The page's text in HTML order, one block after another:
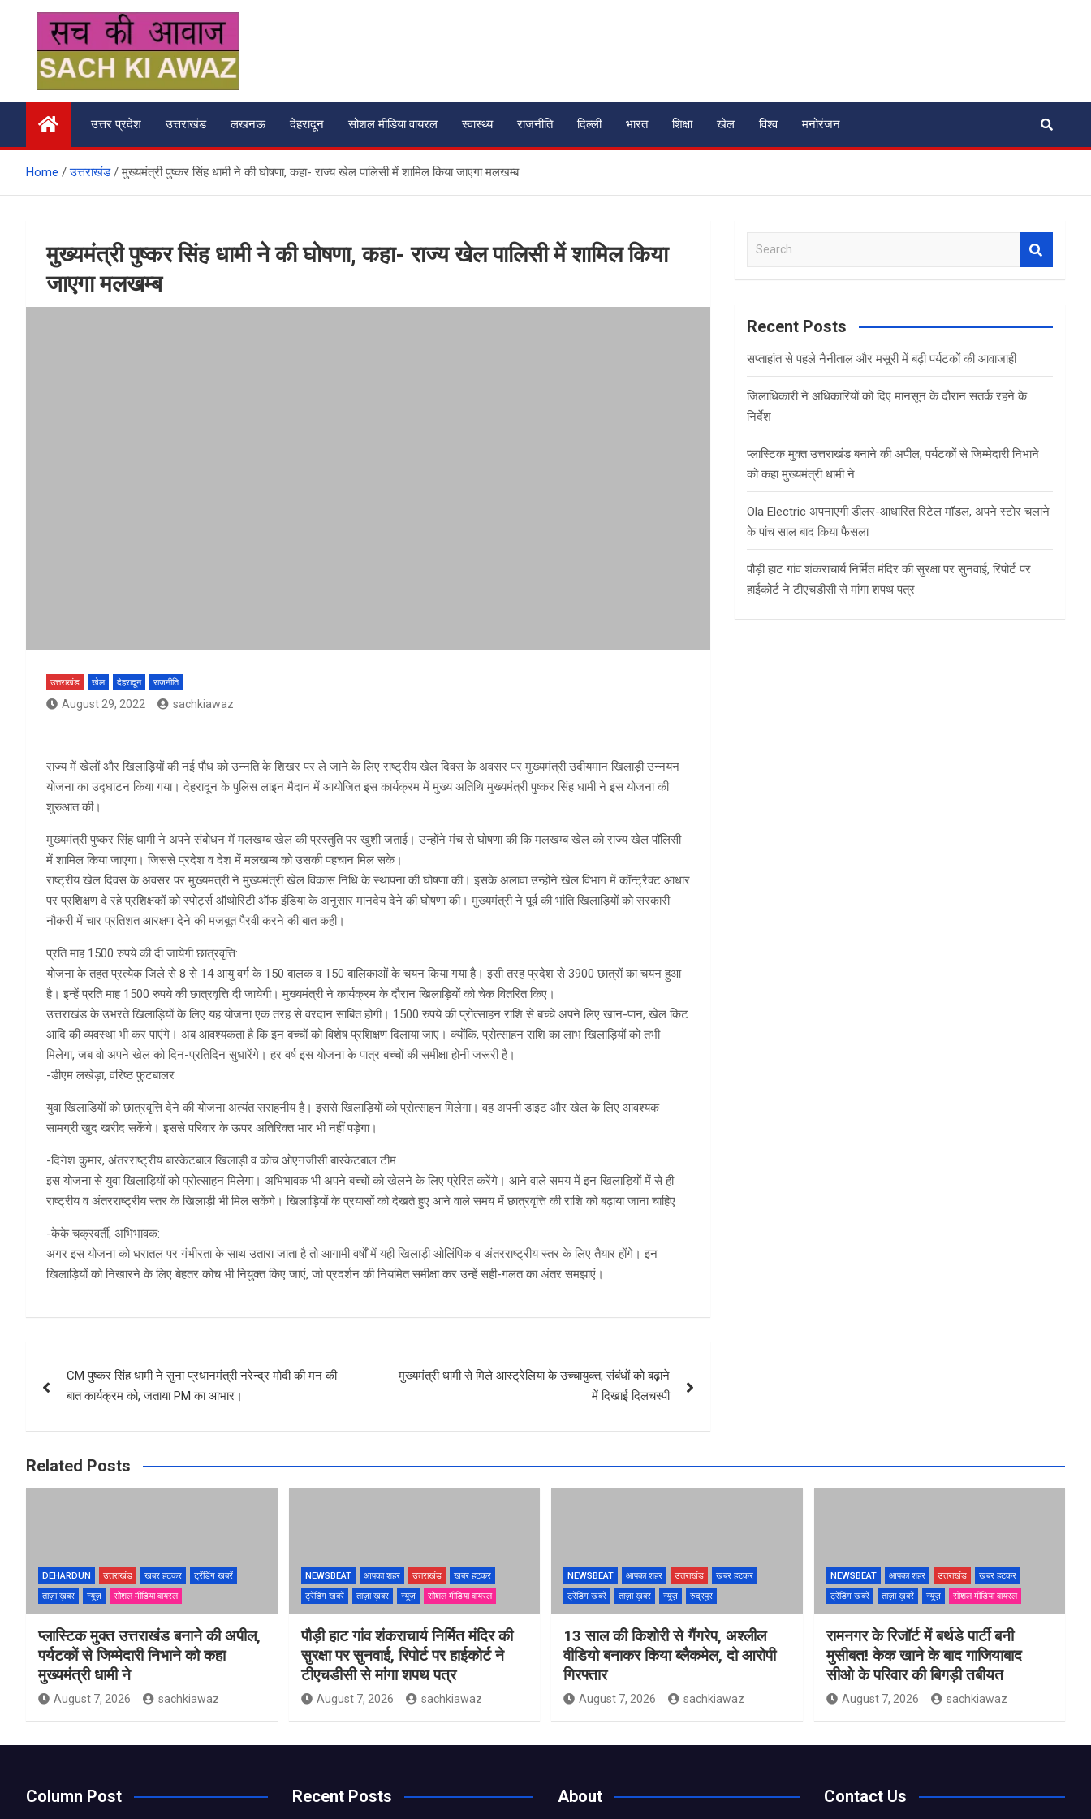
content
सच की आवाज
उत्तर प्रदेश उत्तराखंड लखनऊ देहरादून सोशल मीडिया वायरल स्वास्थ्य राजनीति दिल्ली भारत शिक्षा खेल विश्व मनोरंजन
Home उत्तराखंड मुख्‍यमंत्री पुष्‍कर सिंह धामी ने की घोषणा, कहा- राज्य खेल पालिसी में शामिल किया जाएगा मलखम्ब
मुख्‍यमंत्री पुष्‍कर सिंह धामी ने की घोषणा, कहा- राज्य खेल पालिसी में शामिल किया
जाएगा मलखम्ब
उत्तराखंड खेल देहरादून राजनीति
August 29, 2022 sachkiawaz
राज्य में खेलों और खिलाड़ियों की नई पौध को उन्नति के शिखर पर ले जाने के लिए राष्ट्रीय खेल दिवस के अवसर पर मुख्यमंत्री उदीयमान खिलाड़ी उन्नयन
योजना का उद्घाटन किया गया। देहरादून के पुलिस लाइन मैदान में आयोजित इस कार्यक्रम में मुख्य अतिथि मुख्यमंत्री पुष्कर सिंह धामी ने इस योजना की
शुरुआत की।
मुख्यमंत्री पुष्कर सिंह धामी ने अपने संबोधन में मलखम्ब खेल की प्रस्तुति पर खुशी जताई। उन्होंने मंच से घोषणा की कि मलखम्ब खेल को राज्य खेल पॉलिसी
में शामिल किया जाएगा। जिससे प्रदेश व देश में मलखम्ब को उसकी पहचान मिल सके।
राष्ट्रीय खेल दिवस के अवसर पर मुख्यमंत्री ने मुख्यमंत्री खेल विकास निधि के स्थापना की घोषणा की। इसके अलावा उन्होंने खेल विभाग में कॉन्ट्रैक्ट आधार
पर प्रशिक्षण दे रहे प्रशिक्षकों को स्पोर्ट्स ऑथोरिटी ऑफ इंडिया के अनुसार मानदेय देने की घोषणा की। मुख्यमंत्री ने पूर्व की भांति खिलाड़ियों को सरकारी
नौकरी में चार प्रतिशत आरक्षण देने की मजबूत पैरवी करने की बात कही।
प्रति माह 1500 रुपये की दी जायेगी छात्रवृत्ति:
योजना के तहत प्रत्येक जिले से 8 से 14 आयु वर्ग के 150 बालक व 150 बालिकाओं के चयन किया गया है। इसी तरह प्रदेश से 3900 छात्रों का चयन हुआ
है। इन्हें प्रति माह 1500 रुपये की छात्रवृत्ति दी जायेगी। मुख्यमंत्री ने कार्यक्रम के दौरान खिलाड़ियों को चेक वितरित किए।
उत्तराखंड के उभरते खिलाड़ियों के लिए यह योजना एक तरह से वरदान साबित होगी। 1500 रुपये की प्रोत्साहन राशि से बच्चे अपने लिए खान-पान, खेल किट
आदि की व्यवस्था भी कर पाएंगे। अब आवश्यकता है कि इन बच्चों को विशेष प्रशिक्षण दिलाया जाए। क्योंकि, प्रोत्साहन राशि का लाभ खिलाड़ियों को तभी
मिलेगा, जब वो अपने खेल को दिन-प्रतिदिन सुधारेंगे। हर वर्ष इस योजना के पात्र बच्चों की समीक्षा होनी जरूरी है।
-डीएम लखेड़ा, वरिष्ठ फुटबालर
युवा खिलाड़ियों को छात्रवृत्ति देने की योजना अत्यंत सराहनीय है। इससे खिलाड़ियों को प्रोत्साहन मिलेगा। वह अपनी डाइट और खेल के लिए आवश्यक
सामग्री खुद खरीद सकेंगे। इससे परिवार के ऊपर अतिरिक्त भार भी नहीं पड़ेगा।
-दिनेश कुमार, अंतरराष्ट्रीय बास्केटबाल खिलाड़ी व कोच ओएनजीसी बास्केटबाल टीम
इस योजना से युवा खिलाड़ियों को प्रोत्साहन मिलेगा। अभिभावक भी अपने बच्चों को खेलने के लिए प्रेरित करेंगे। आने वाले समय में इन खिलाड़ियों में से ही
राष्ट्रीय व अंतरराष्ट्रीय स्तर के खिलाड़ी भी मिल सकेंगे। खिलाड़ियों के प्रयासों को देखते हुए आने वाले समय में छात्रवृत्ति की राशि को बढ़ाया जाना चाहिए
-केके चक्रवर्ती, अभिभावक:
अगर इस योजना को धरातल पर गंभीरता के साथ उतारा जाता है तो आगामी वर्षों में यही खिलाड़ी ओलिंपिक व अंतरराष्ट्रीय स्तर के लिए तैयार होंगे। इन
खिलाड़ियों को निखारने के लिए बेहतर कोच भी नियुक्त किए जाएं, जो प्रदर्शन की नियमित समीक्षा कर उन्हें सही-गलत का अंतर समझाएं।
navigation
CM पुष्कर सिंह धामी ने सुना प्रधानमंत्री नरेन्द्र मोदी की मन की
बात कार्यक्रम को, जताया PM का आभार।
मुख्यमंत्री धामी से मिले आस्ट्रेलिया के उच्चायुक्त, संबंधों को बढ़ाने
में दिखाई दिलचस्पी
a
c
Recent Posts
सप्ताहांत से पहले नैनीताल और मसूरी में बढ़ी पर्यटकों की आवाजाही
जिलाधिकारी ने अधिकारियों को दिए मानसून के दौरान सतर्क रहने के
निर्देश
प्लास्टिक मुक्त उत्तराखंड बनाने की अपील, पर्यटकों से जिम्मेदारी निभाने
को कहा मुख्यमंत्री धामी ने
Ola Electric अपनाएगी डीलर-आधारित रिटेल मॉडल, अपने स्टोर चलाने
के पांच साल बाद किया फैसला
पौड़ी हाट गांव शंकराचार्य निर्मित मंदिर की सुरक्षा पर सुनवाई, रिपोर्ट पर
हाईकोर्ट ने टीएचडीसी से मांगा शपथ पत्र
Related Posts
DEHARDUN उत्तराखंड खबर हटकर
ट्रेंडिंग खबरें
ताज़ा ख़बर
न्यूज़ सोशल मीडिया वायरल
प्लास्टिक मुक्त उत्तराखंड बनाने की अपील,
पर्यटकों से जिम्मेदारी निभाने को कहा
मुख्यमंत्री धामी ने
August 7, 2026 sachkiawaz
NEWSBEAT आपका शहर उत्तराखंड
खबर हटकर
ट्रेंडिंग खबरें
ताज़ा ख़बर न्यूज़ सोशल मीडिया वायरल
पौड़ी हाट गांव शंकराचार्य निर्मित मंदिर की
सुरक्षा पर सुनवाई, रिपोर्ट पर हाईकोर्ट ने
टीएचडीसी से मांगा शपथ पत्र
August 7, 2026 sachkiawaz
NEWSBEAT आपका शहर उत्तराखंड
खबर हटकर
ट्रेंडिंग खबरें
ताज़ा ख़बर न्यूज़ रुद्रपुर
13 साल की किशोरी से गैंगरेप, अश्लील
वीडियो बनाकर किया ब्लैकमेल, दो आरोपी
गिरफ्तार
August 7, 2026 sachkiawaz
NEWSBEAT आपका शहर उत्तराखंड
खबर हटकर
ट्रेंडिंग खबरें
ताज़ा ख़बरें न्यूज़ सोशल मीडिया वायरल
रामनगर के रिजॉर्ट में बर्थडे पार्टी बनी
मुसीबत! केक खाने के बाद गाजियाबाद
सीओ के परिवार की बिगड़ी तबीयत
August 7, 2026 sachkiawaz
Column Post Recent Posts About Contact Us